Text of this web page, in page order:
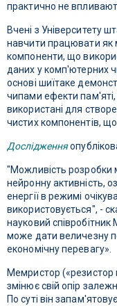
практично не
Вчені з Університету
навчити працювати як
компоненти, що
даних у комп'ютерних
основі шиїтаке
чипами ефекти
використані для
чистих компонентів,
Дослідження
"Можливість розробки
нейронну активність,
енергії в режимі
використовується", -
науковий
може дати величезну
економічну перевагу».
Мемристор («резистор
змінює свій опір
По суті він